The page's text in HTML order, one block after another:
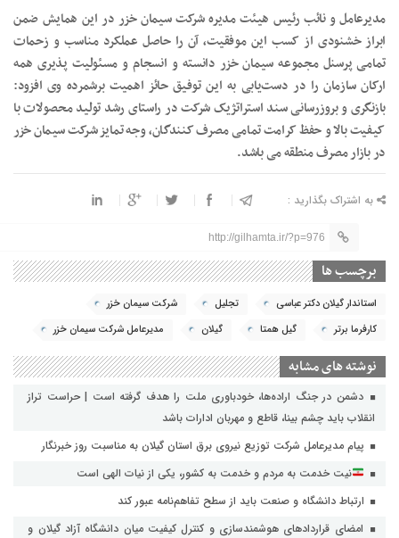
مدیرعامل و نائب رئیس هیئت مدیره شرکت سیمان خزر در این همایش ضمن
ابراز خشنودی از کسب این موفقیت، آن را حاصل عملکرد مناسب و زحمات
تمامی پرسنل مجموعه سیمان خزر دانسته و انسجام و مسئولیت پذیری همه
ارکان سازمان را در دست‌یابی به این توفیق حائز اهمیت برشمرده وی افزود:
بازنگری و بروزرسانی سند استراتژیک شرکت در راستای رشد تولید محصولات با
کیفیت بالا و حفظ کرامت تمامی مصرف کنندگان، وجه تمایز شرکت سیمان خزر
در بازار مصرف منطقه می باشد.
به اشتراک بگذارید :
http://gilhamta.ir/?p=976
برچسب ها
استاندار گیلان دکتر عباسی تجلیل
شرکت سیمان خزر
کارفرما برتر
گیل همتا گیلان مدیرعامل شرکت سیمان خزر
نوشته های مشابه
دشمن در جنگ اراده‌ها، خودباوری ملت را هدف گرفته است | حراست تراز
انقلاب باید چشم بینا، قاطع و مهربان ادارات باشد
پیام مدیرعامل شرکت توزیع نیروی برق استان گیلان به مناسبت روز خبرنگار ‌
نیت خدمت به مردم و خدمت به کشور، یکی از نیات الهی است
ارتباط دانشگاه و صنعت باید از سطح تفاهم‌نامه عبور کند
امضای قراردادهای هوشمندسازی و کنترل کیفیت میان دانشگاه آزاد گیلان و